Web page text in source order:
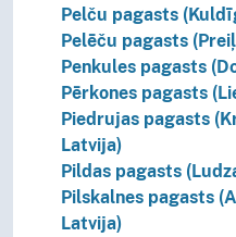
Pelču pagasts
Pelēču pagasts
Penkules pagasts
Pērkones pagasts
Piedrujas pagasts
Latvija)
Pildas pagasts
Pilskalnes pagasts
Latvija)